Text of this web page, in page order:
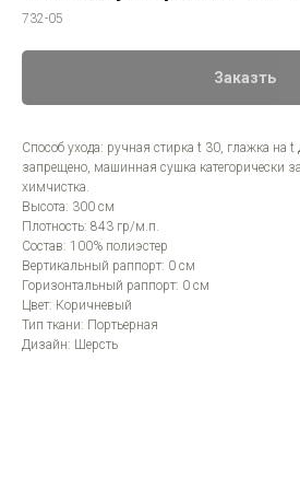
732-05
Заказть
Способ ухода: ручная стирка t 30, глажка на t
запрещено, машинная сушка категорически
химчистка.
Высота: 300 см
Плотность: 843 гр/м.п.
Состав: 100% полиэстер
Вертикальный раппорт: 0 см
Горизонтальный раппорт: 0 см
Цвет: Коричневый
Тип ткани: Портьерная
Дизайн: Шерсть